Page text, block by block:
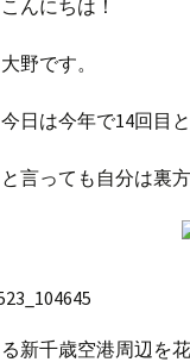
こんにちは！
大野です。
今日は今年で14回目
と言っても自分は裏
る新千歳空港周辺を